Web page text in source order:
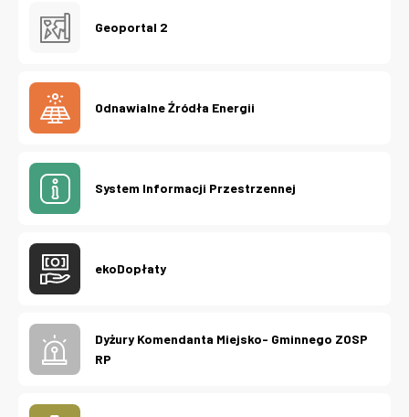
Geoportal 2
Odnawialne Źródła Energii
System Informacji Przestrzennej
ekoDopłaty
Dyżury Komendanta Miejsko- Gminnego ZOSP
RP